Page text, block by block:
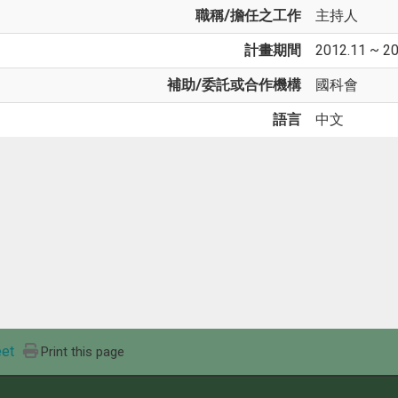
職稱/擔任之工作 主持人
計畫期間 2012.11 ~
補助/委託或合作機構 國科會
語言 中文
Print this page